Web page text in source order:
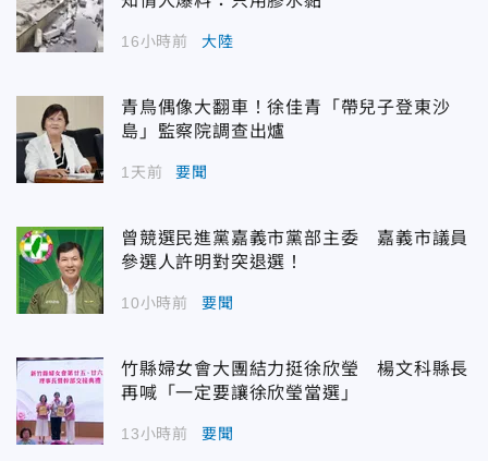
16小時前 大陸
青鳥偶像大翻車！徐佳青「帶兒子登東沙
島」監察院調查出爐
1天前 要聞
曾競選民進黨嘉義市黨部主委 嘉義市議員
參選人許明對突退選！
10小時前 要聞
竹縣婦女會大團結力挺徐欣瑩 楊文科縣長
再喊「一定要讓徐欣瑩當選」
13小時前 要聞